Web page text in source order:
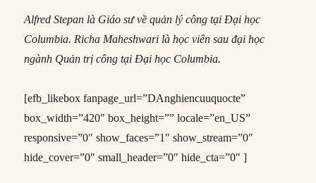
Alfred Stepan là Giáo sư về quản lý công tại Đại học
Columbia. Richa Maheshwari là học viên sau đại học
ngành Quản trị công tại Đại học Columbia.
[efb_likebox fanpage_url=”DAnghiencuuquocte”
box_width=”420″ box_height=”” locale=”en_US”
responsive=”0″ show_faces=”1″ show_stream=”0″
hide_cover=”0″ small_header=”0″ hide_cta=”0″ ]